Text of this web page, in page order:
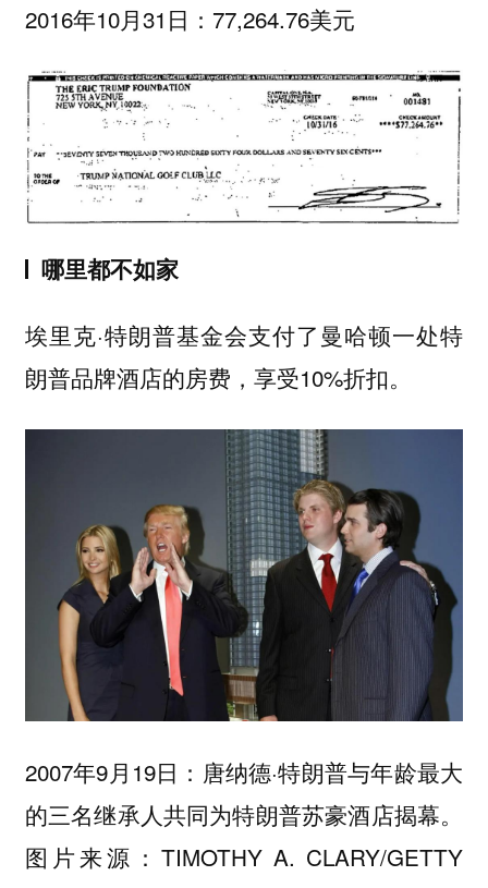
2016年10月31日：77,264.76美元
哪里都不如家
埃里克·特朗普基金会支付了曼哈顿一处特
朗普品牌酒店的房费，享受10%折扣。
2007年9月19日：唐纳德·特朗普与年龄最大
的三名继承人共同为特朗普苏豪酒店揭幕。
图片来源：TIMOTHY A. CLARY/GETTY